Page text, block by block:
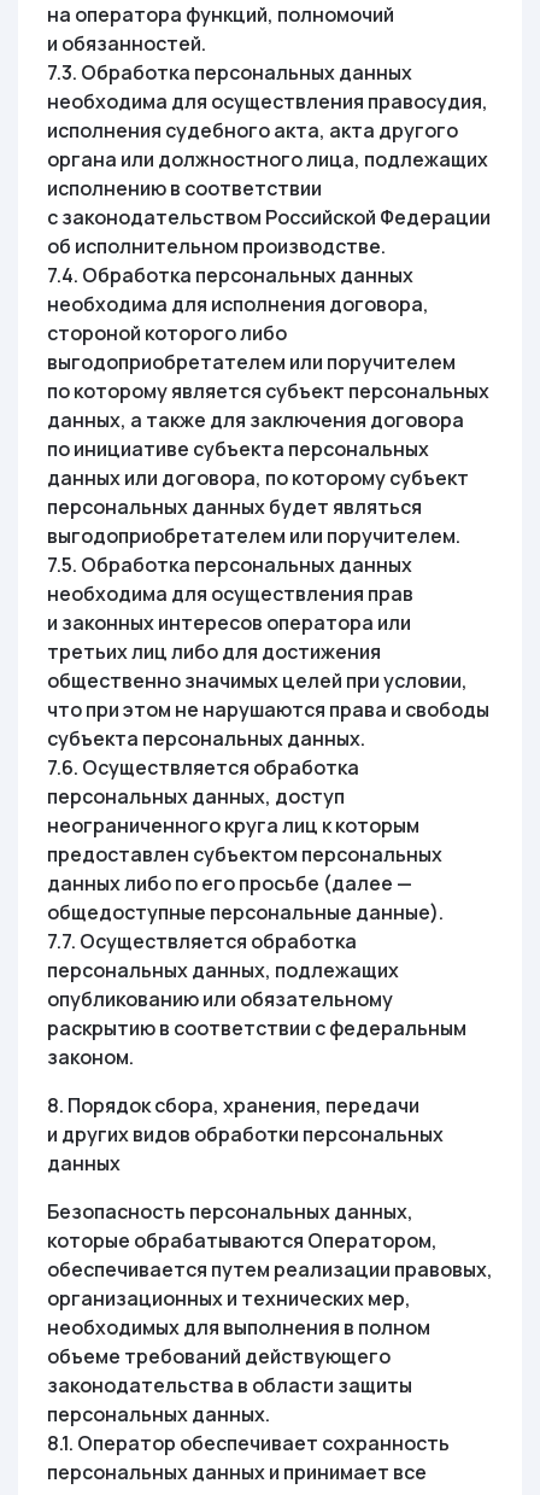
на оператора функций, полномочий
и обязанностей.
7.3. Обработка персональных данных
необходима для осуществления правосудия,
исполнения судебного акта, акта другого
органа или должностного лица, подлежащих
исполнению в соответствии
с законодательством Российской Федерации
об исполнительном производстве.
7.4. Обработка персональных данных
необходима для исполнения договора,
стороной которого либо
выгодоприобретателем или поручителем
по которому является субъект персональных
данных, а также для заключения договора
по инициативе субъекта персональных
данных или договора, по которому субъект
персональных данных будет являться
выгодоприобретателем или поручителем.
7.5. Обработка персональных данных
необходима для осуществления прав
и законных интересов оператора или
третьих лиц либо для достижения
общественно значимых целей при условии,
что при этом не нарушаются права и свободы
субъекта персональных данных.
7.6. Осуществляется обработка
персональных данных, доступ
неограниченного круга лиц к которым
предоставлен субъектом персональных
данных либо по его просьбе (далее —
общедоступные персональные данные).
7.7. Осуществляется обработка
персональных данных, подлежащих
опубликованию или обязательному
раскрытию в соответствии с федеральным
законом.
8. Порядок сбора, хранения, передачи
и других видов обработки персональных
данных
Безопасность персональных данных,
которые обрабатываются Оператором,
обеспечивается путем реализации правовых,
организационных и технических мер,
необходимых для выполнения в полном
объеме требований действующего
законодательства в области защиты
персональных данных.
8.1. Оператор обеспечивает сохранность
персональных данных и принимает все